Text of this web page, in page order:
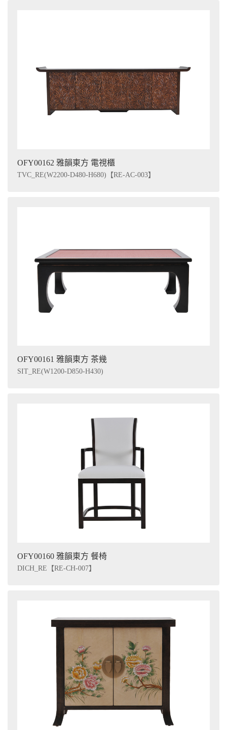
OFY00162 雅韻東方 電視櫃
TVC_RE(W2200-D480-H680)【RE-AC-003】
OFY00161 雅韻東方 茶幾
SIT_RE(W1200-D850-H430)
OFY00160 雅韻東方 餐椅
DICH_RE【RE-CH-007】